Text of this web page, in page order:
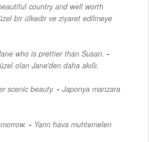
country and well worth
bir ülkedir ve ziyaret edilmeye
who is prettier than Susan. -
olan Jane'den daha akıllı.
scenic beauty. - Japonya manzara
- Yarın hava muhtemelen